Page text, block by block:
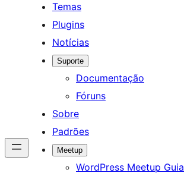
Temas
Plugins
Notícias
Suporte
Documentação
Fóruns
Sobre
Padrões
Meetup
WordPress Meetup Guia